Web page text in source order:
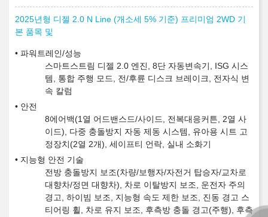
2025년형 디젤 2.0 N Line (개소세 5% 기준) 프리미엄 2WD 기
본 품목 및
파워트레인/성능
스마트스트림 디젤 2.0 엔진, 8단 자동변속기, ISG 시스
템, 통합 주행 모드, 전/후륜 디스크 브레이크, 전자식 변
속 칼럼
안전
8에어백(1열 어드밴스드/사이드, 전복대응커튼, 2열 사
이드), 다중 충돌방지 자동 제동 시스템, 유아용 시트 고
정장치(2열 2개), 세이프티 언락, 실내 소화기
지능형 안전 기술
전방 충돌방지 보조(차량/보행자/자전거 탑승자/교차로
대향차/정면 대향차), 차로 이탈방지 보조, 운전자 주의
경고, 하이빔 보조, 지능형 속도 제한 보조, 진동 경고 스
티어링 휠, 차로 유지 보조, 후측방 충돌 경고(주행), 후측